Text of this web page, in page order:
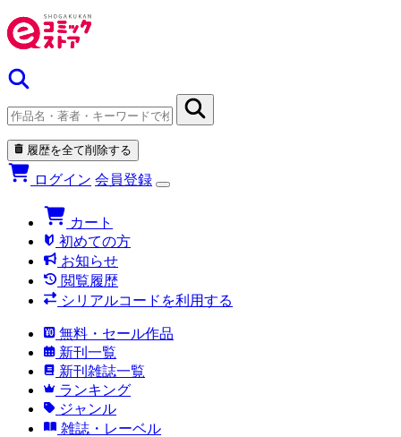
履歴を全て削除する
ログイン 会員登録
カート
初めての方
お知らせ
閲覧履歴
シリアルコードを利用する
無料・セール作品
新刊一覧
新刊雑誌一覧
ランキング
ジャンル
雑誌・レーベル